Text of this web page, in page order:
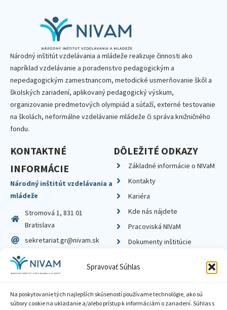
Spravovať Súhlas
Na poskytovanie tých najlepších skúseností používame technológie, ako sú
súbory cookie na ukladanie a/alebo prístup k informáciám o zariadení. Súhlas s
Národný inštitút vzdelávania a mládeže realizuje činnosti ako
napríklad vzdelávanie a poradenstvo pedagogickým a
nepedagogickým zamestnancom, metodické usmerňovanie škôl a
školských zariadení, aplikovaný pedagogický výskum,
organizovanie predmetových olympiád a súťaží, externé testovanie
na školách, neformálne vzdelávanie mládeže či správa knižničného
fondu.
KONTAKTNÉ
INFORMÁCIE
Národný inštitút vzdelávania a
mládeže
Stromová 1, 831 01
Bratislava
sekretariat.gr@nivam.sk
IČO: 00164348
DIČ: 2020798714
DÔLEŽITÉ ODKAZY
Základné informácie o NIVaM
Kontakty
Kariéra
Kde nás nájdete
Pracoviská NIVaM
Dokumenty inštitúcie